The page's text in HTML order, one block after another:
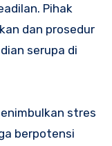
Pihak
dan prosedur
serupa di
stres
berpotensi